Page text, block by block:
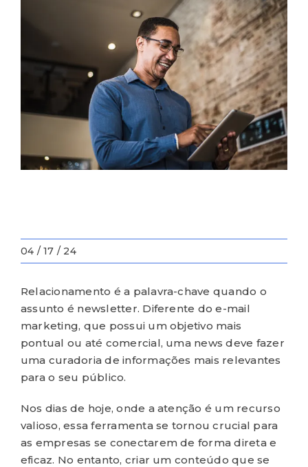
04 / 17 / 24
Relacionamento é a palavra-chave quando o
assunto é newsletter. Diferente do e-mail
marketing, que possui um objetivo mais
pontual ou até comercial, uma news deve fazer
uma curadoria de informações mais relevantes
para o seu público.
Nos dias de hoje, onde a atenção é um recurso
valioso, essa ferramenta se tornou crucial para
as empresas se conectarem de forma direta e
eficaz. No entanto, criar um conteúdo que se